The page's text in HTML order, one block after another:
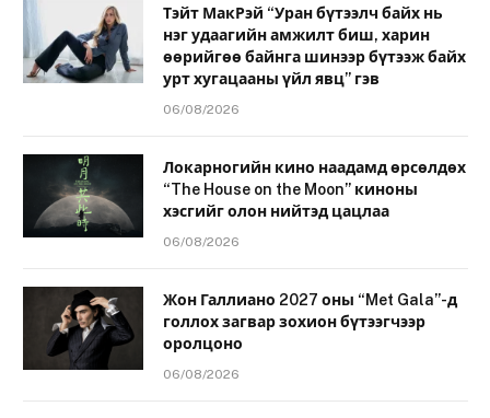
Тэйт МакРэй “Уран бүтээлч байх нь
нэг удаагийн амжилт биш, харин
өөрийгөө байнга шинээр бүтээж байх
урт хугацааны үйл явц” гэв
06/08/2026
Локарногийн кино наадамд өрсөлдөх
“The House on the Moon” киноны
хэсгийг олон нийтэд цацлаа
06/08/2026
Жон Галлиано 2027 оны “Met Gala”-д
голлох загвар зохион бүтээгчээр
оролцоно
06/08/2026